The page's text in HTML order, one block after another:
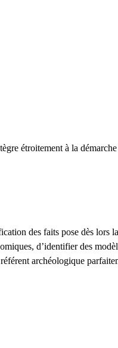
étroitement à la
des faits pose dès lors
d’identifier des
archéologique